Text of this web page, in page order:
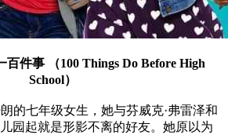
百件事 （100 Things Do Before High
School）
的七年级女生，她与芬威克·弗雷泽和
园起就是形影不离的好友。她原以为